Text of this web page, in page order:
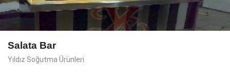
Salata Bar
Yıldız Soğutma Ürünleri